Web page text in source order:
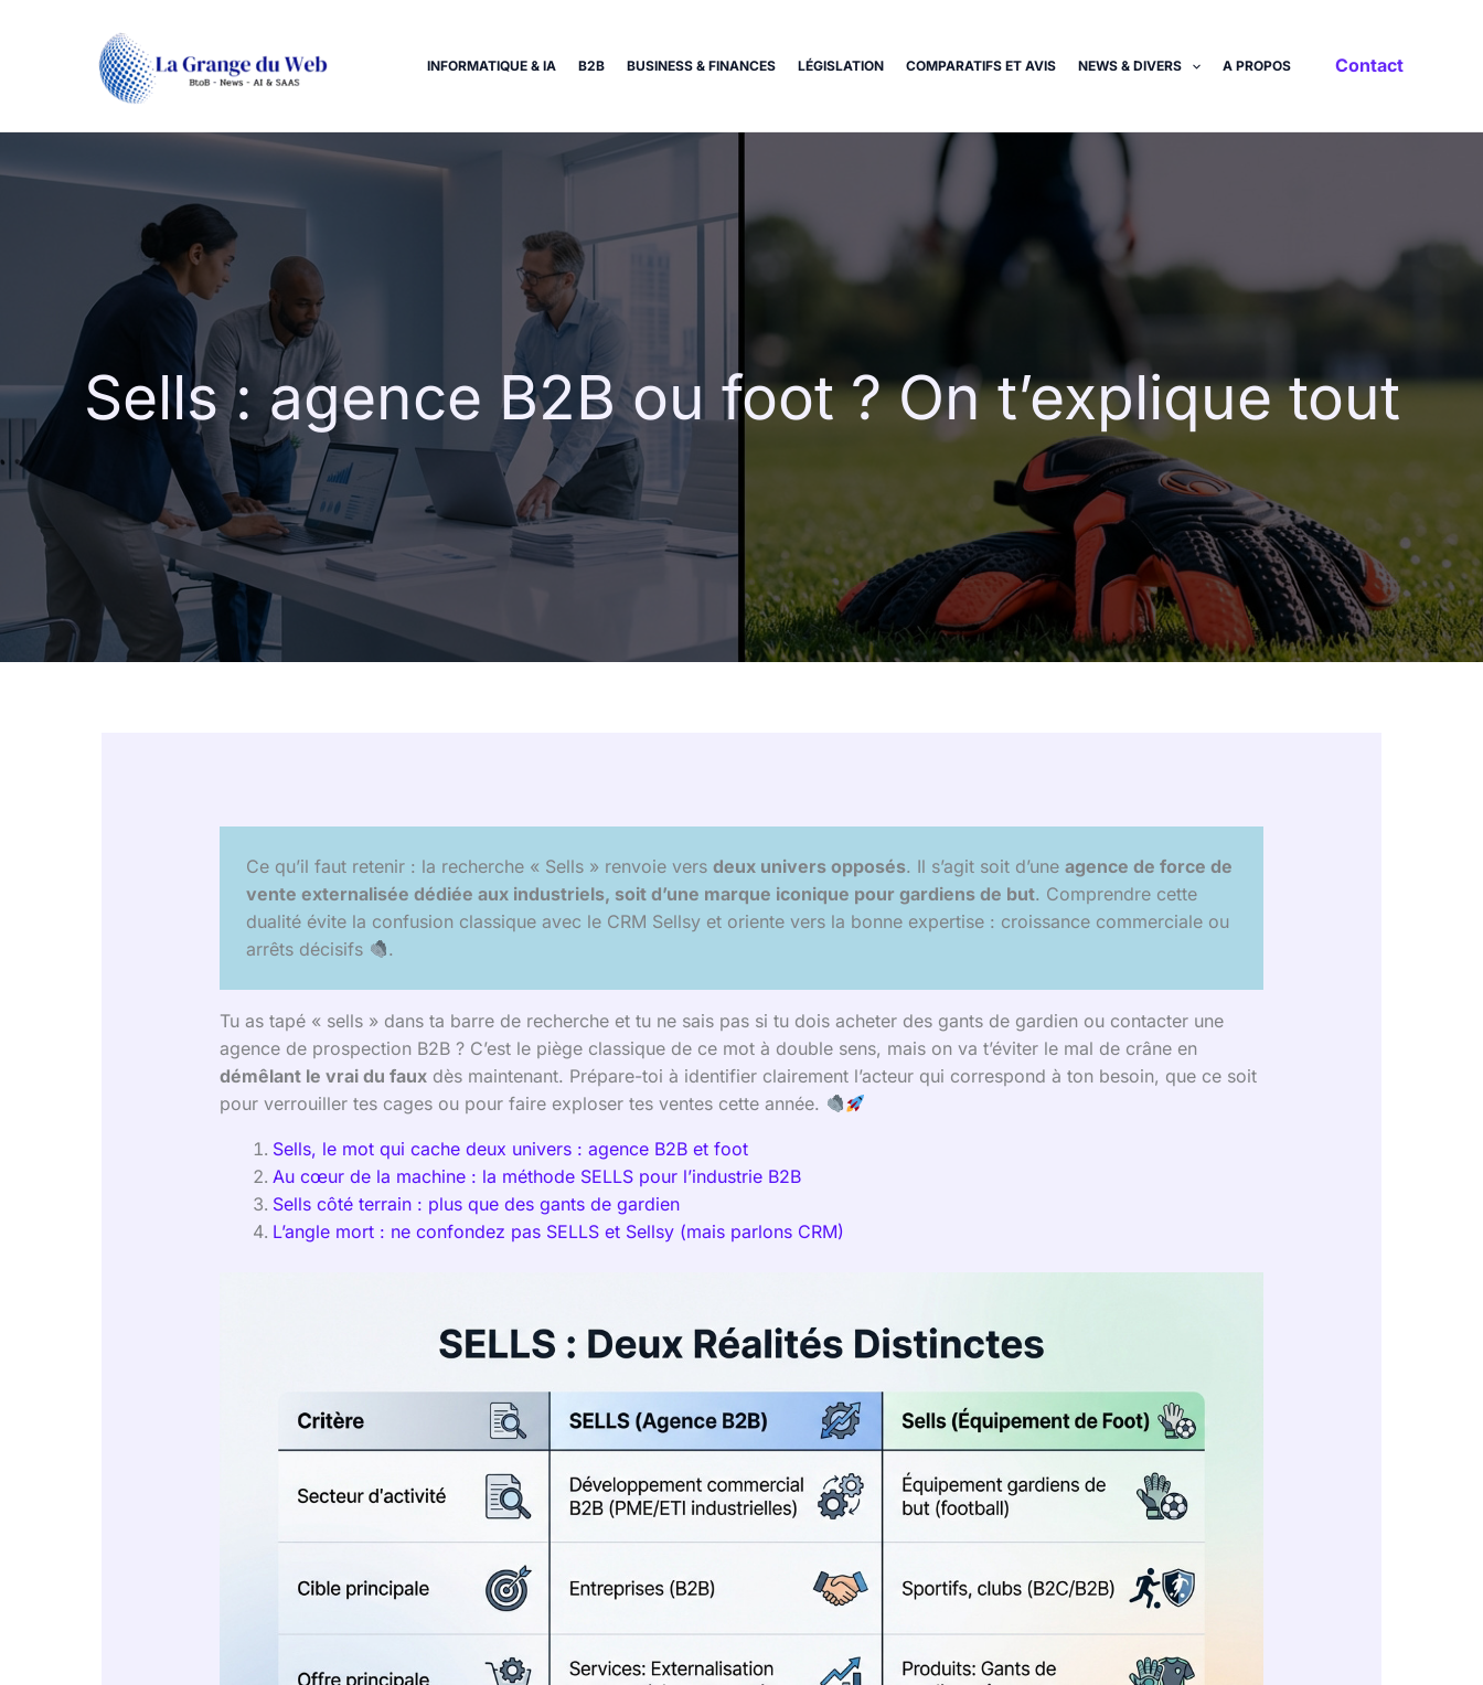
INFORMATIQUE & IA B2B BUSINESS & FINANCES LÉGISLATION COMPARATIFS ET AVIS NEWS & DIVERS A PROPOS Contact
Sells : agence B2B ou foot ? On t’explique tout
Ce qu’il faut retenir : la recherche « Sells » renvoie vers deux univers opposés. Il s’agit soit d’une agence de force de
vente externalisée dédiée aux industriels, soit d’une marque iconique pour gardiens de but. Comprendre cette
dualité évite la confusion classique avec le CRM Sellsy et oriente vers la bonne expertise : croissance commerciale ou
arrêts décisifs
.
Tu as tapé « sells » dans ta barre de recherche et tu ne sais pas si tu dois acheter des gants de gardien ou contacter une
agence de prospection B2B ? C’est le piège classique de ce mot à double sens, mais on va t’éviter le mal de crâne en
démêlant le vrai du fauxdès maintenant. Prépare-toi à identifier clairement l’acteur qui correspond à ton besoin, que ce soit
pour verrouiller tes cages ou pour faire exploser tes ventes cette année.
Sells, le mot qui cache deux univers : agence B2B et foot
Au cœur de la machine : la méthode SELLS pour l’industrie B2B
Sells côté terrain : plus que des gants de gardien
L’angle mort : ne confondez pas SELLS et Sellsy (mais parlons CRM)